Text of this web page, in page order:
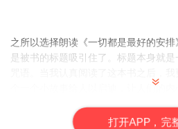
之所以选择朗读《一切都是最好的安
是被书的标题吸引住了。标题本身就
个一个小故事给人以启迪，让人们的
中的雾霾，开启我们心灵的宝藏。
打开APP，完